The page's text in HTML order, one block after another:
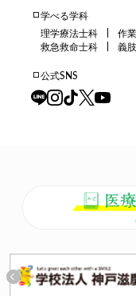
学べる学科
理学療法士科
作
救急救命士科
義
公式SNS